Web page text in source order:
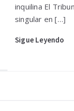
inquilina El
singular en […]
Sigue Leyendo